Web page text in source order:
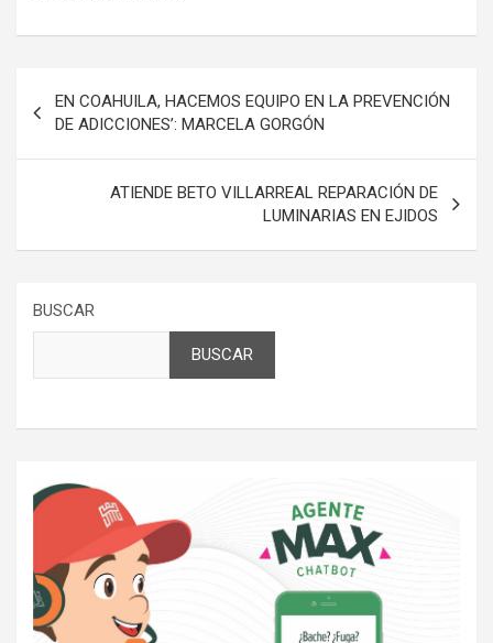
de
entradas
EN COAHUILA, HACEMOS EQUIPO EN LA PREVENCIÓN
DE ADICCIONES’: MARCELA GORGÓN
ATIENDE BETO VILLARREAL REPARACIÓN DE
LUMINARIAS EN EJIDOS
BUSCAR
BUSCAR